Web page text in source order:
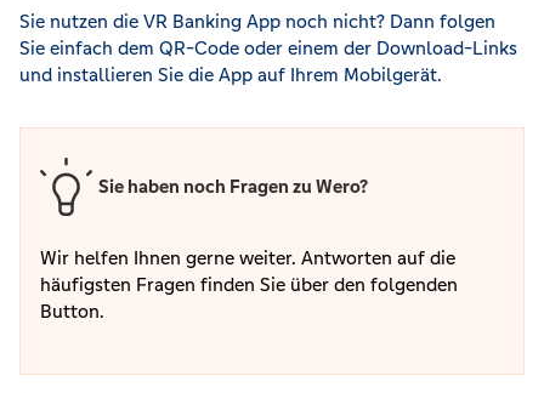
Sie nutzen die VR Banking App noch nicht? Dann folgen
Sie einfach dem QR-Code oder einem der Download-Links
und installieren Sie die App auf Ihrem Mobilgerät.
Sie haben noch Fragen zu Wero?
Wir helfen Ihnen gerne weiter. Antworten auf die
häufigsten Fragen finden Sie über den folgenden
Button.